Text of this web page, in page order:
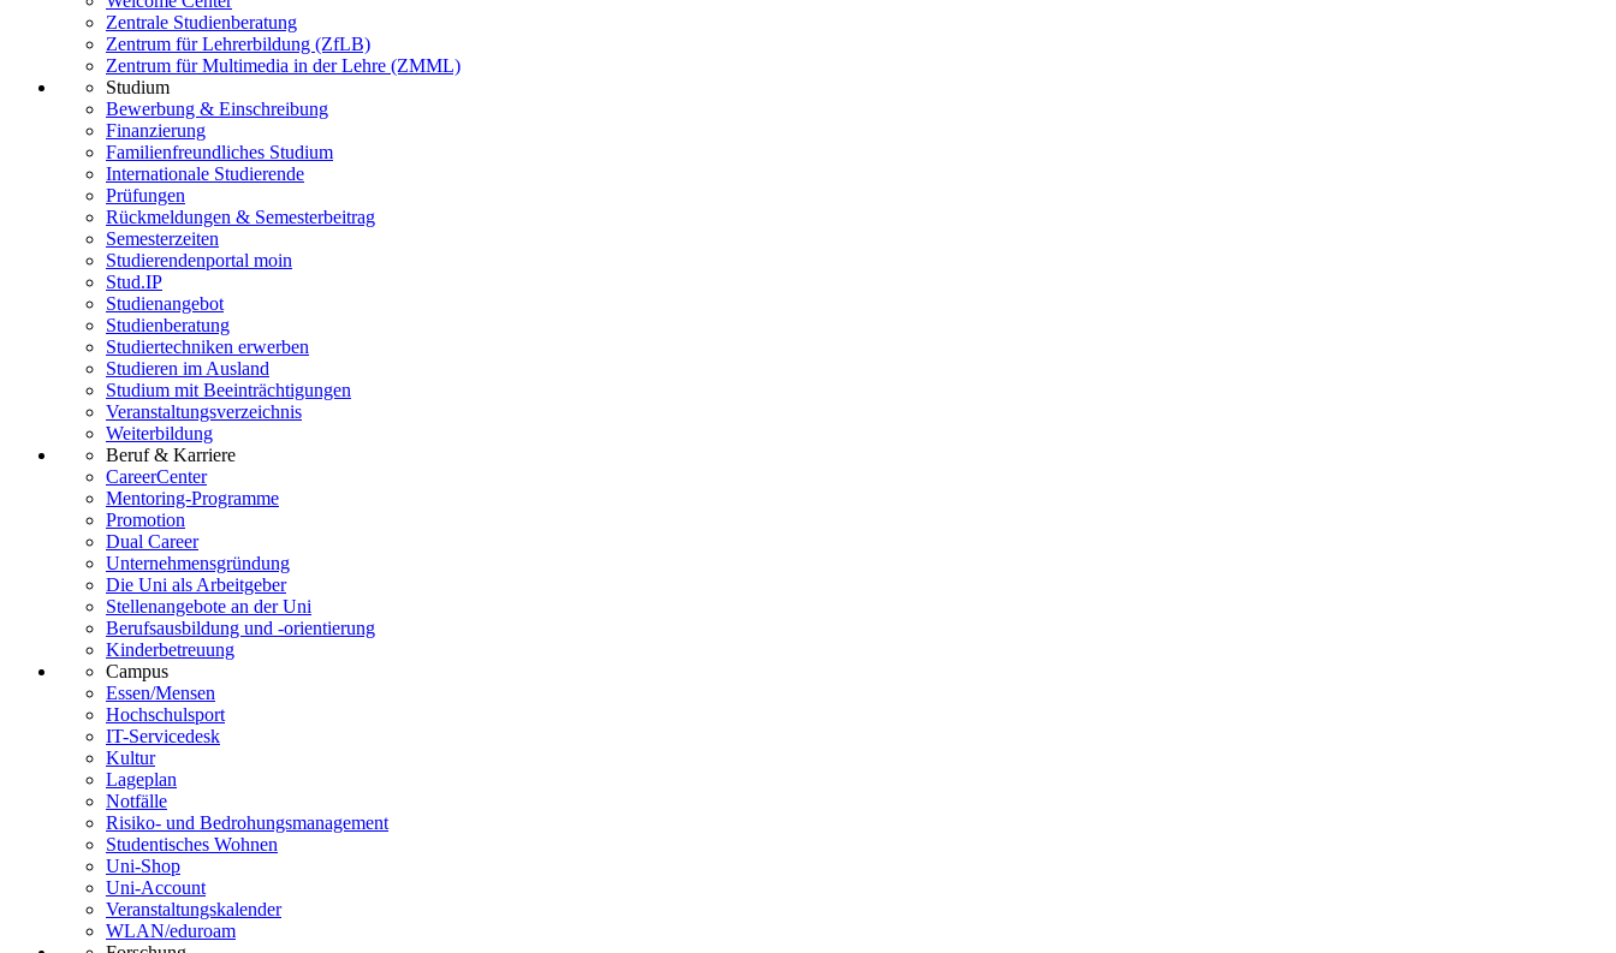
Zentrale Studienberatung
Zentrum für Lehrerbildung (ZfLB)
Zentrum für Multimedia in der Lehre (ZMML)
Studium
Bewerbung & Einschreibung
Finanzierung
Familienfreundliches Studium
Internationale Studierende
Prüfungen
Rückmeldungen & Semesterbeitrag
Semesterzeiten
Studierendenportal moin
Stud.IP
Studienangebot
Studienberatung
Studiertechniken erwerben
Studieren im Ausland
Studium mit Beeinträchtigungen
Veranstaltungsverzeichnis
Weiterbildung
Beruf & Karriere
CareerCenter
Mentoring-Programme
Promotion
Dual Career
Unternehmensgründung
Die Uni als Arbeitgeber
Stellenangebote an der Uni
Berufsausbildung und -orientierung
Kinderbetreuung
Campus
Essen/Mensen
Hochschulsport
IT-Servicedesk
Kultur
Lageplan
Notfälle
Risiko- und Bedrohungsmanagement
Studentisches Wohnen
Uni-Shop
Uni-Account
Veranstaltungskalender
WLAN/eduroam